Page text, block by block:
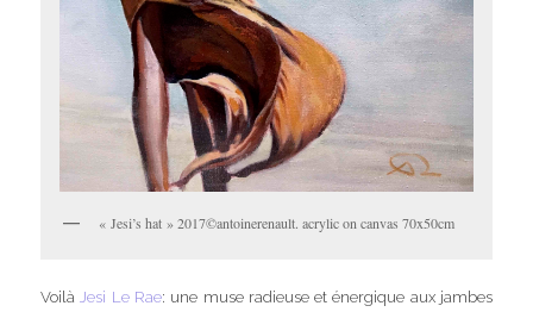
« Jesi’s hat » 2017©antoinerenault. acrylic on canvas 70x50cm
VoilàJesi Le Rae: une muse radieuse et énergique aux jambes